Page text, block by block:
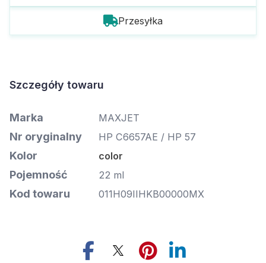
Przesyłka
Szczegóły towaru
Marka MAXJET
Nr oryginalny HP C6657AE / HP 57
Kolor color
Pojemność 22 ml
Kod towaru 011H09IIHKB00000MX